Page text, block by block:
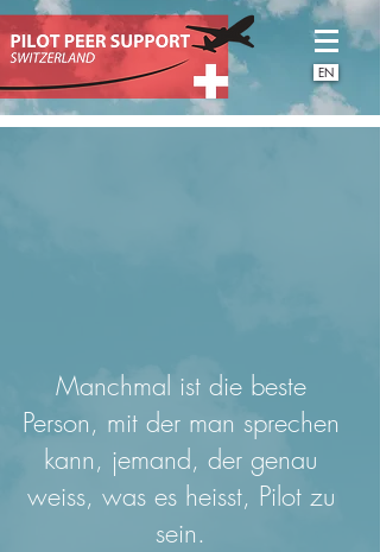
EN
Manchmal ist die beste
Person, mit der man sprechen
kann, jemand, der genau
weiss, was es heisst, Pilot zu
sein.